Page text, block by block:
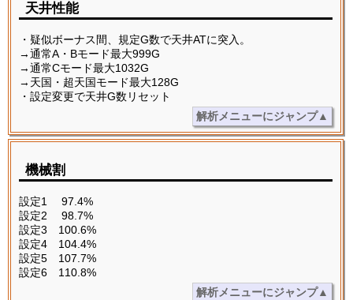
天井性能
・疑似ボーナス間、規定G数で天井ATに突入。
→通常A・Bモード最大999G
→通常Cモード最大1032G
→天国・超天国モード最大128G
・設定変更で天井G数リセット
解析メニューにジャンプ▲
機械割
設定1 97.4%
設定2 98.7%
設定3 100.6%
設定4 104.4%
設定5 107.7%
設定6 110.8%
解析メニューにジャンプ▲